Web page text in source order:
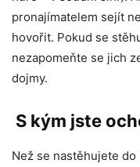
pronajímatelem sejít
hovořit. Pokud se
nezapomeňte se jich
dojmy.
S kým jste
Než se nastěhujete